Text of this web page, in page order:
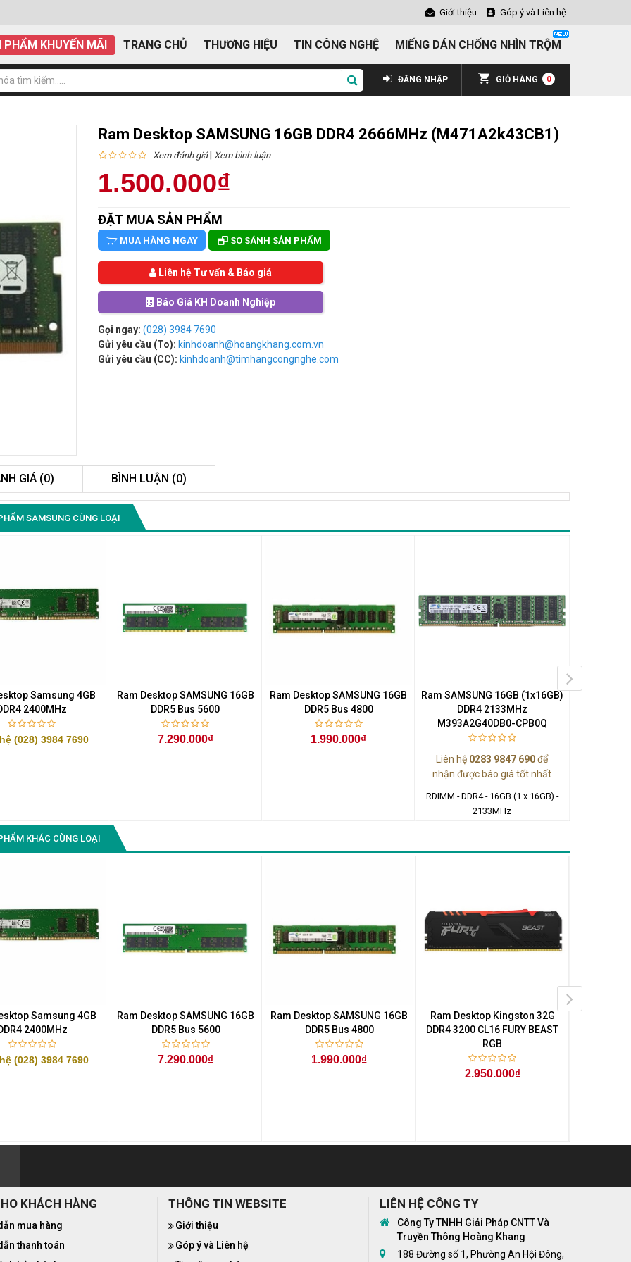
Giới thiệu Góp ý và Liên hệ
PHẨM KHUYẾN MÃI TRANG CHỦ THƯƠNG HIỆU TIN CÔNG NGHỆ MIẾNG DÁN CHỐNG NHÌN TRỘM
GIỎ HÀNG 0
ĐĂNG NHẬP
Ram Desktop SAMSUNG 16GB DDR4 2666MHz (M471A2k43CB1)
Xem đánh giá| Xem bình luận
1.500.000₫
ĐẶT MUA SẢN PHẨM
MUA HÀNG NGAY SO SÁNH SẢN PHẨM
Liên hệ Tư vấn & Báo giá
Báo Giá KH Doanh Nghiệp
Gọi ngay: (028) 3984 7690
Gửi yêu cầu (To): kinhdoanh@hoangkhang.com.vn
Gửi yêu cầu (CC): kinhdoanh@timhangcongnghe.com
Màn Hình Máy Tính Lenovo
Liên hệ0283 9847 690
để nhận báo giá tốt
nhất
Liên hệ0283 9847 690
để nhận báo giá tốt
nhất
GIÁ (0) BÌNH LUẬN (0)
SAMSUNG CÙNG LOẠI
Samsung 4GB
2400MHz
(028) 3984 7690
Ram Desktop SAMSUNG 16GB
DDR5 Bus 5600
7.290.000₫
Ram Desktop SAMSUNG 16GB
DDR5 Bus 4800
1.990.000₫
Ram SAMSUNG 16GB (1x16GB)
DDR4 2133MHz
M393A2G40DB0-CPB0Q
Liên hệ 0283 9847 690để
nhận được báo giá tốt nhất
RDIMM - DDR4 - 16GB (1 x 16GB) -
2133MHz
KHÁC CÙNG LOẠI
Samsung 4GB
2400MHz
(028) 3984 7690
Ram Desktop SAMSUNG 16GB
DDR5 Bus 5600
7.290.000₫
Ram Desktop SAMSUNG 16GB
DDR5 Bus 4800
1.990.000₫
Ram Desktop Kingston 32G
DDR4 3200 CL16 FURY BEAST
RGB
2.950.000₫
Ram
KHÁCH HÀNG
mua hàng
thanh toán
THÔNG TIN WEBSITE
Giới thiệu
Góp ý và Liên hệ
LIÊN HỆ CÔNG TY
Công Ty TNHH Giải Pháp CNTT Và
Truyền Thông Hoàng Khang
188 Đường số 1, Phường An Hội Đông,